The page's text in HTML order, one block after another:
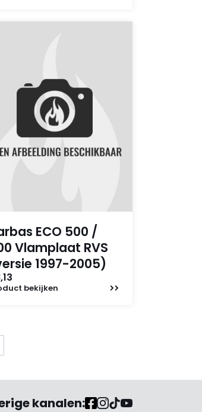
ECO 500 /
Vlamplaat RVS
1997-2005)
bekijken
kanalen: